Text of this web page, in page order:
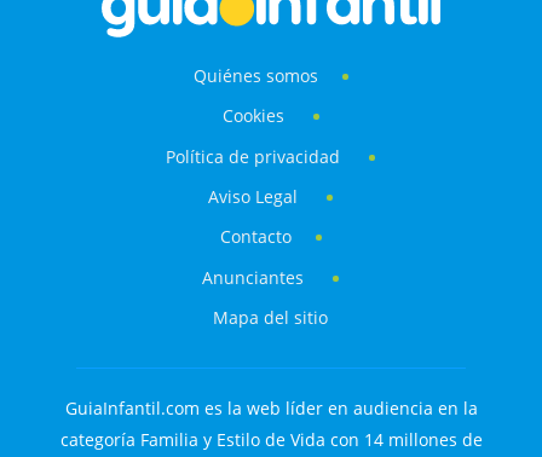
Quiénes somos
Cookies
Política de privacidad
Aviso Legal
Contacto
Anunciantes
Mapa del sitio
GuiaInfantil.com es la web líder en audiencia en la
categoría Familia y Estilo de Vida con 14 millones de